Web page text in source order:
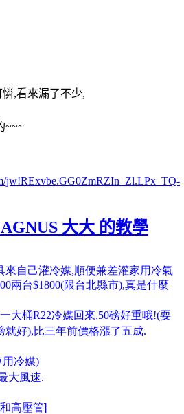
,看來漏了不少,
~~~
jw!RExvbe.GG0ZmRZIn_Zl.LPx_TQ-
大大 的教學
來自己灌冷媒,順便兼差灌家用冷氣
兩台$1800(限台北縣市),真是什麼
大桶R22冷媒回來,50磅好重哦!(耍
就好),比三年前價格漲了五成.
用冷媒)
大風速.
和高壓管]